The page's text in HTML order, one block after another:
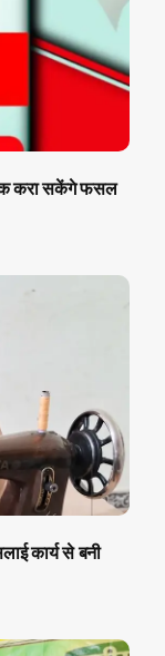
करा सकेंगे फसल
कार्य से बनी